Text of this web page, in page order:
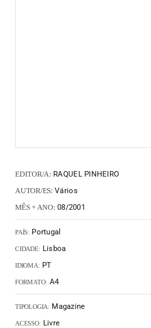
EDITOR/A: RAQUEL PINHEIRO
AUTOR/ES: Vários
MÊS + ANO: 08/2001
PAÍS: Portugal
CIDADE: Lisboa
IDIOMA: PT
FORMATO: A4
TIPOLOGIA: Magazine
ACESSO: Livre